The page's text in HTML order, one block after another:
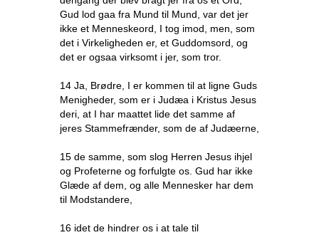
Gud lod gaa fra Mund til Mund, var det jer
ikke et Menneskeord, I tog imod, men, som
det i Virkeligheden er, et Guddomsord, og
det er ogsaa virksomt i jer, som tror.
14 Ja, Brødre, I er kommen til at ligne Guds
Menigheder, som er i Judæa i Kristus Jesus
deri, at I har maattet lide det samme af
jeres Stammefrænder, som de af Judæerne,
15 de samme, som slog Herren Jesus ihjel
og Profeterne og forfulgte os. Gud har ikke
Glæde af dem, og alle Mennesker har dem
til Modstandere,
16 idet de hindrer os i at tale til